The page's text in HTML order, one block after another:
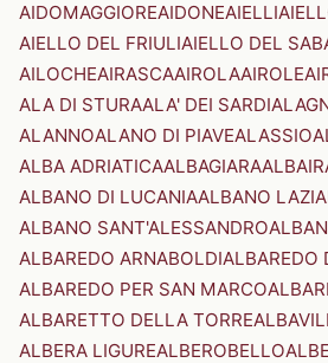
AIDOMAGGIOREAIDONEAIELLI
AIELLO DEL FRIULIAIELLO DEL
AILOCHEAIRASCAAIROLAAIROLE
ALA DI STURAALA' DEI SARDI
ALANNOALANO DI PIAVEALASSIO
ALBA ADRIATICAALBAGIARA
ALBANO DI LUCANIAALBANO
ALBANO SANT'ALESSANDRO
ALBAREDO ARNABOLDIALBAREDO
ALBAREDO PER SAN MARCO
ALBARETTO DELLA TORRE
ALBERA LIGUREALBEROBELLO